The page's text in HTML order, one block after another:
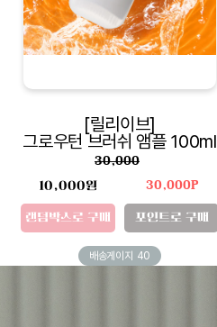
[릴리이브]
그로우턴 브러쉬 앰플 100ml
30,000
10,000원
랜덤박스로 구매
30,000P
포인트로 구매
배송게이지 40